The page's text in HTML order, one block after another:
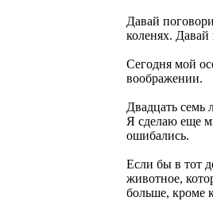
Давай
коленях.
Сегодня мой
воображении.
Двадцать семь
Я сделаю еще
ошибались.
Если бы в тот
животное,
больше, кроме